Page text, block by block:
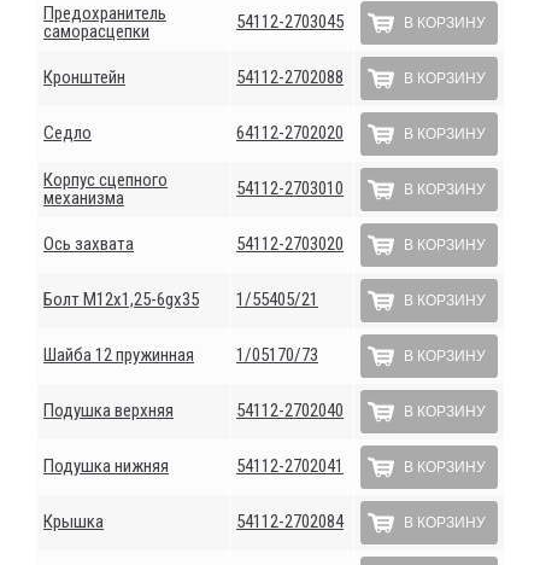
Предохранитель
саморасцепки
54112-2703045 В КОРЗИНУ
Кронштейн 54112-2702088 В КОРЗИНУ
Седло 64112-2702020 В КОРЗИНУ
Корпус сцепного
механизма
54112-2703010 В КОРЗИНУ
Ось захвата 54112-2703020 В КОРЗИНУ
Болт М12х1,25-6gх35 1/55405/21 В КОРЗИНУ
Шайба 12 пружинная 1/05170/73 В КОРЗИНУ
Подушка верхняя 54112-2702040 В КОРЗИНУ
Подушка нижняя 54112-2702041 В КОРЗИНУ
Крышка 54112-2702084 В КОРЗИНУ